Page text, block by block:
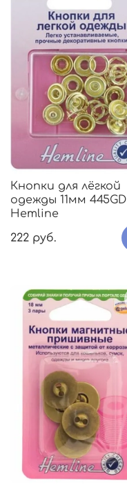
Кнопки для лёгкой
одежды 11мм 445GD
Hemline
222 руб.